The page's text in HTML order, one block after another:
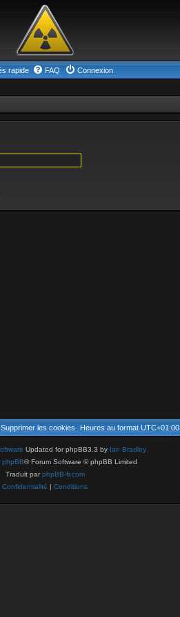
rapide FAQ Connexion
Heures au format UTC+01:00
Supprimer les cookies
Updated for phpBB3.3 by Ian Bradley
phpBB® Forum Software © phpBB Limited
Traduit parphpBB-fr.com
Confidentialité | Conditions